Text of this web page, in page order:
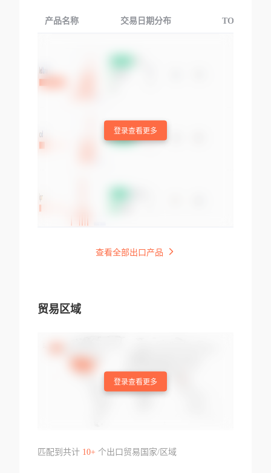
产品名称 交易日期分布 TOP3交易国
登录查看更多
查看全部出口产品
贸易区域
登录查看更多
匹配到共计 10+个出口贸易国家/区域